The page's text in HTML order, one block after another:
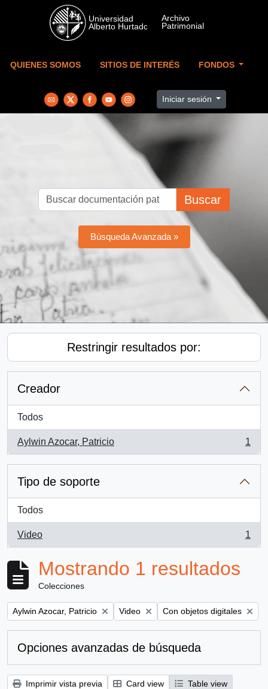
Skip to main content
QUIENES SOMOS SITIOS DE INTERÉS FONDOS
Iniciar sesión
Buscar
Búsqueda Avanzada »
Restringir resultados por:
Creador
Todos
Aylwin Azocar, Patricio
, 1 resultados
1
Tipo de soporte
Todos
Video
, 1 resultados
1
Mostrando 1 resultados
Colecciones
Remove filter:
Aylwin Azocar, Patricio Remove filter:
Video Remove filter:
Con objetos digitales
Opciones avanzadas de búsqueda
Imprimir vista previa Card view
Table view